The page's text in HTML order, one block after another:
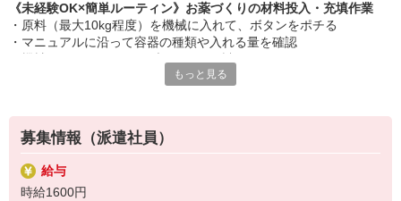
《未経験OK×簡単ルーティン》お薬づくりの材料投入・充填作業
・原料（最大10kg程度）を機械に入れて、ボタンをポチる
・マニュアルに沿って容器の種類や入れる量を確認
・段ボールやトレーなど、使う資材の補充や準備
もっと見る
募集情報（派遣社員）
給与
時給1600円